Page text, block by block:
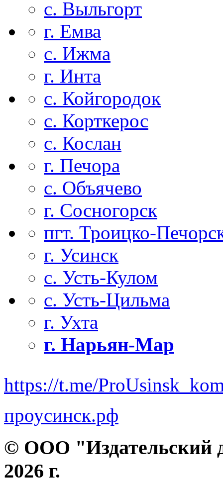
с. Выльгорт
г. Емва
с. Ижма
г. Инта
с. Койгородок
с. Корткерос
с. Кослан
г. Печора
с. Объячево
г. Сосногорск
пгт. Троицко-
г. Усинск
с. Усть-Кулом
с. Усть-Цильма
г. Ухта
г. Нарьян-Мар
https://t.me/
проусинск.рф
© ООО "Издательский
2026 г.